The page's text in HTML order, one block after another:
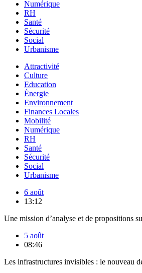
Numérique
RH
Santé
Sécurité
Social
Urbanisme
Attractivité
Culture
Education
Énergie
Environnement
Finances Locales
Mobilité
Numérique
RH
Santé
Sécurité
Social
Urbanisme
6 août
13:12
Une mission d’analyse et de propositions
5 août
08:46
Les infrastructures invisibles : le nouveau